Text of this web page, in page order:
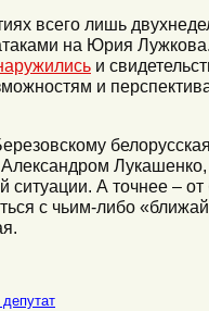
всего лишь
на Юрия
и
и
А точнее –
с чьим-либо